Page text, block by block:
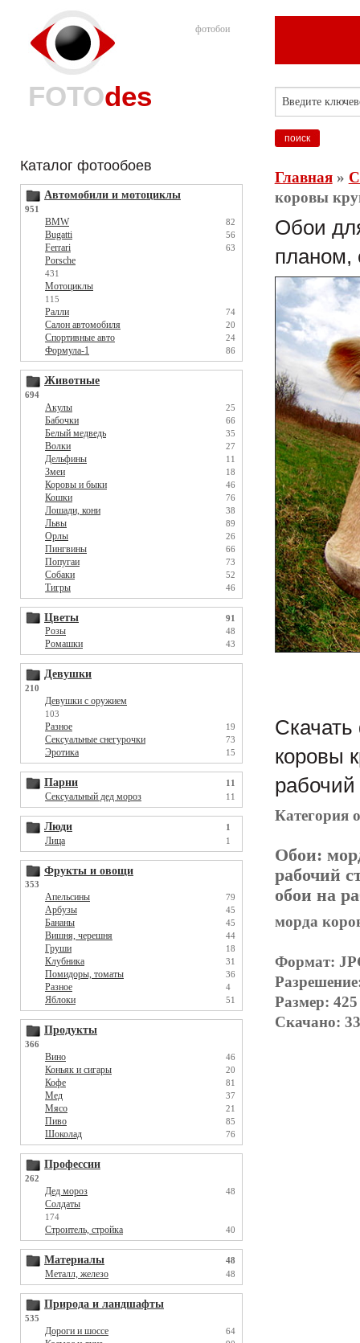
фотобои
FOTOdes
Каталог фотообоев
Автомобили и мотоциклы
951
BMW 82
Bugatti 56
Ferrari 63
Porsche
431
Мотоциклы
115
Ралли 74
Салон автомобиля 20
Спортивные авто 24
Формула-1 86
Животные
694
Акулы 25
Бабочки 66
Белый медведь 35
Волки 27
Дельфины 11
Змеи 18
Коровы и быки 46
Кошки 76
Лошади, кони 38
Львы 89
Орлы 26
Пингвины 66
Попугаи 73
Собаки 52
Тигры 46
Цветы 91
Розы 48
Ромашки 43
Девушки
210
Девушки с оружием
103
Разное 19
Сексуальные снегурочки 73
Эротика 15
Парни 11
Сексуальный дед мороз 11
Люди 1
Лица 1
Фрукты и овощи
353
Апельсины 79
Арбузы 45
Бананы 45
Вишня, черешня 44
Груши 18
Клубника 31
Помидоры, томаты 36
Разное 4
Яблоки 51
Продукты
366
Вино 46
Коньяк и сигары 20
Кофе 81
Мед 37
Мясо 21
Пиво 85
Шоколад 76
Профессии
262
Дед мороз 48
Солдаты
174
Строитель, стройка 40
Материалы 48
Металл, железо 48
Природа и ландшафты
535
Дороги и шоссе 64
Главная»
коровы
Обои
планом,
коровы
рабочий
Категория
Обои:
рабочий
обои на
морда
Формат:
Размер:
Скачано: